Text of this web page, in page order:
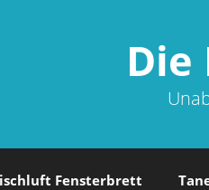
Die
Fensterbrett